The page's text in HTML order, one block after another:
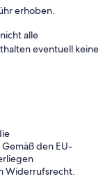
erhoben.
alle
eventuell keine
den EU-
Widerrufsrecht.